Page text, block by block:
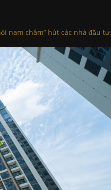
nam châm” hút các nhà đầu tư.